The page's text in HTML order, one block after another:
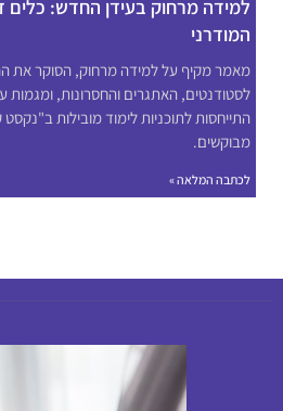
למידה מרחוק בעידן החדש: כלים
המודרני
מאמר מקיף על למידה מרחוק, הסוקר את
לסטודנטים, האתגרים והחסרונות, ומגמות
התייחסות לתוכניות לימוד מובילות ב"נקסט
מבוקשים.
לכתבה המלאה »